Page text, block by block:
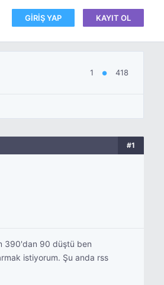
GIRIŞ YAP KAYIT OL
1 ● 418
#1
390'dan 90 düştü ben
istiyorum. Şu anda rss